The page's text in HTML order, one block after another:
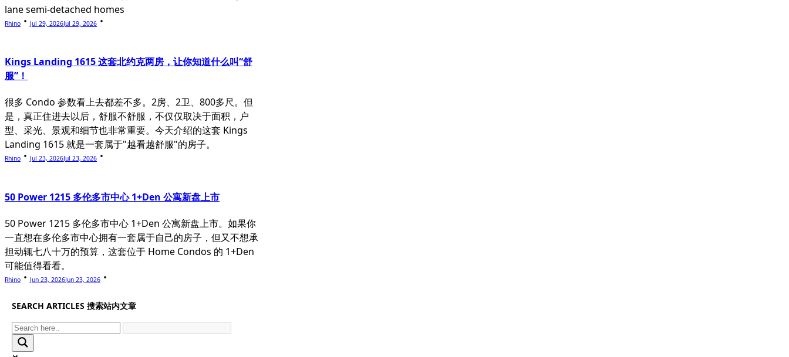
lane semi-detached homes
Rhino Jul 29, 2026Jul 29, 2026
Kings Landing 1615 这套北约克两房，让你知道什么叫“舒
服”！
很多 Condo 参数看上去都差不多。2房、2卫、800多尺。但
是，真正住进去以后，舒服不舒服，不仅仅取决于面积，户
型、采光、景观和细节也非常重要。今天介绍的这套 Kings
Landing 1615 就是一套属于"越看越舒服"的房子。
Rhino Jul 23, 2026Jul 23, 2026
50 Power 1215 多伦多市中心 1+Den 公寓新盘上市
50 Power 1215 多伦多市中心 1+Den 公寓新盘上市。如果你
一直想在多伦多市中心拥有一套属于自己的房子，但又不想承
担动辄七八十万的预算，这套位于 Home Condos 的 1+Den
可能值得看看。
Rhino Jun 23, 2026Jun 23, 2026
SEARCH ARTICLES 搜索站内文章